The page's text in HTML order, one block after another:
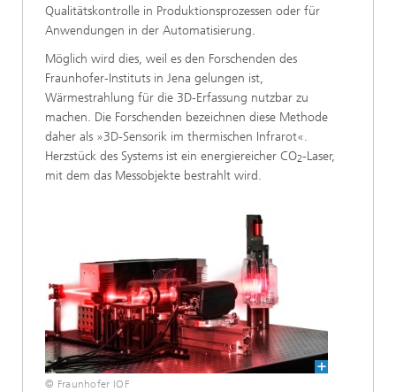
Qualitätskontrolle in Produktionsprozessen oder für
Anwendungen in der Automatisierung.
Möglich wird dies, weil es den Forschenden des
Fraunhofer-Instituts in Jena gelungen ist,
Wärmestrahlung für die 3D-Erfassung nutzbar zu
machen. Die Forschenden bezeichnen diese Methode
daher als »3D-Sensorik im thermischen Infrarot«.
Herzstück des Systems ist ein energiereicher CO2-Laser,
mit dem das Messobjekte bestrahlt wird.
© Fraunhofer IOF